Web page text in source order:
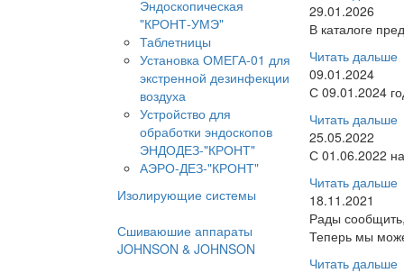
Эндоскопическая
"КРОНТ-УМЭ"
Таблетницы
Установка ОМЕГА-01 для
экстренной дезинфекции
воздуха
Устройство для
обработки эндоскопов
ЭНДОДЕЗ-"КРОНТ"
АЭРО-ДЕЗ-"КРОНТ"
Изолирующие системы
Сшиваюшие аппараты
JOHNSON & JOHNSON
29.01.2026
В каталоге
Читать дальше
09.01.2024
С 09.01.2024
Читать дальше
25.05.2022
С 01.06.2022
Читать дальше
18.11.2021
Рады
Теперь мы
Читать дальше